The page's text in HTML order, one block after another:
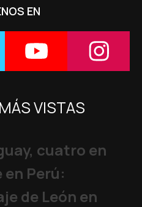
EN
VISTAS
cuatro en
Perú:
de León en